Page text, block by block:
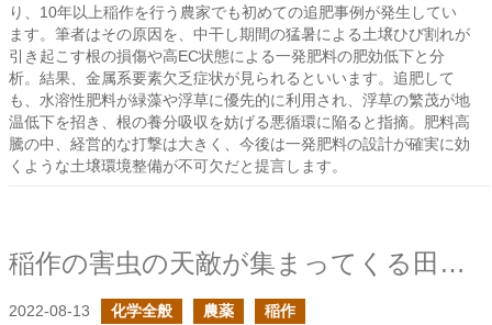
り、10年以上稲作を行う農家でも初めての追肥事例が発生してい
ます。筆者はその原因を、中干し期間の猛暑による土壌ひび割れが
引き起こす根の損傷や高EC状態による一発肥料の肥効低下と分
析。結果、金属系要素欠乏症状が見られるといいます。追肥して
も、水溶性肥料が緑藻や浮草に優先的に利用され、浮草の繁茂が地
温低下を招き、根の養分吸収を妨げる悪循環に陥ると指摘。肥料高
騰の中、経営的な打撃は大きく、今後は一発肥料の設計が確実に効
くような土壌環境整備が不可欠だと提言します。
稲作の害虫の天敵が集まってくる田の続き
2022-08-13 化学全般 農薬 稲作